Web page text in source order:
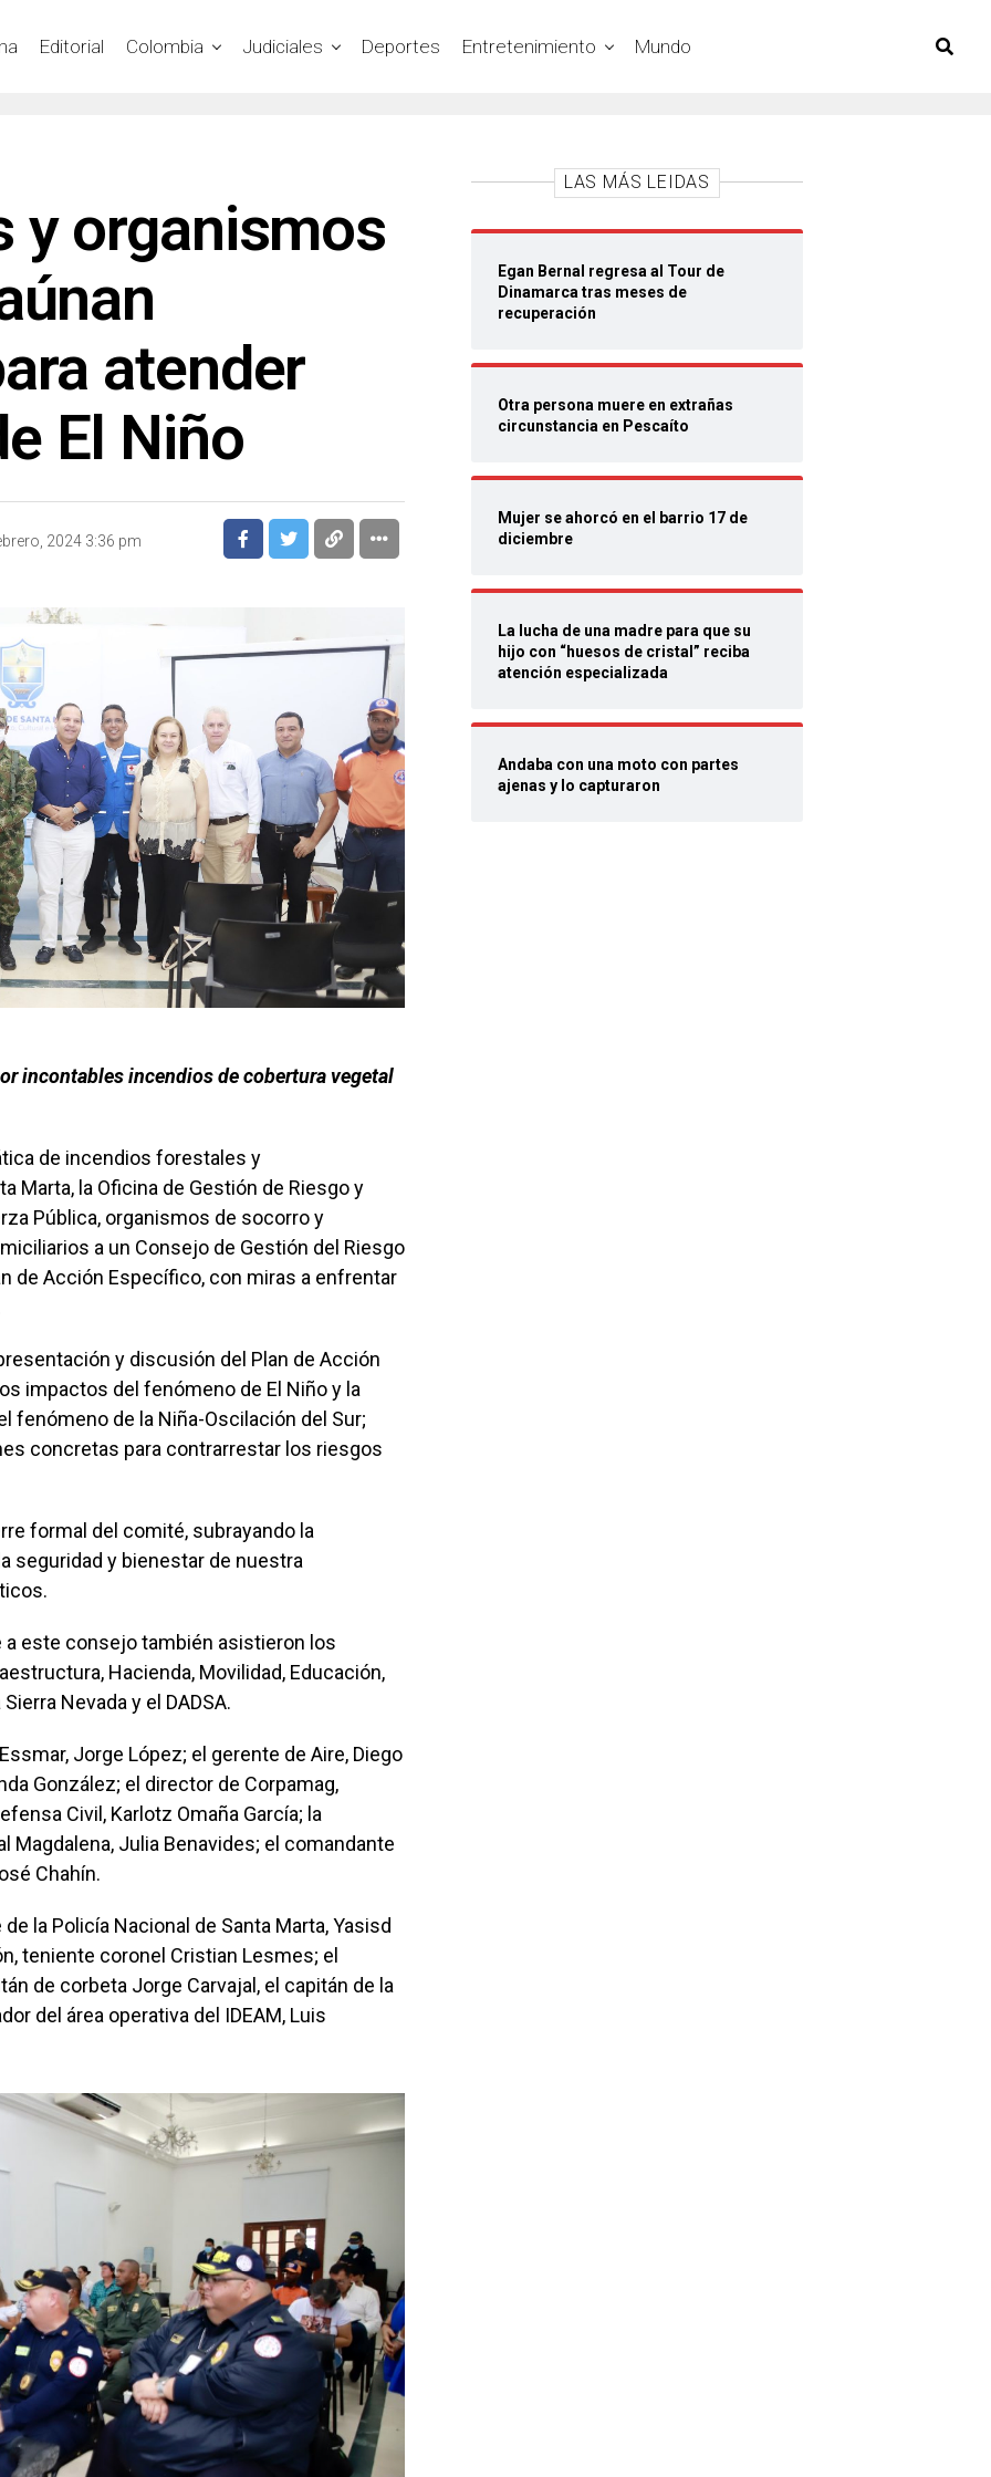
Editorial Colombia Judiciales Deportes Entretenimiento Mundo
y organismos
atender
El Niño
2024 3:36 pm
incontables incendios de cobertura vegetal
de incendios forestales y
Marta, la Oficina de Gestión de Riesgo y
Pública, organismos de socorro y
a un Consejo de Gestión del Riesgo
de Acción Específico, con miras a enfrentar
y discusión del Plan de Acción
impactos del fenómeno de El Niño y la
fenómeno de la Niña-Oscilación del Sur;
concretas para contrarrestar los riesgos
formal del comité, subrayando la
seguridad y bienestar de nuestra
a este consejo también asistieron los
Hacienda, Movilidad, Educación,
Nevada y el DADSA.
Jorge López; el gerente de Aire, Diego
González; el director de Corpamag,
Civil, Karlotz Omaña García; la
Magdalena, Julia Benavides; el comandante
Chahín.
la Policía Nacional de Santa Marta, Yasisd
teniente coronel Cristian Lesmes; el
de corbeta Jorge Carvajal, el capitán de la
del área operativa del IDEAM, Luis
LAS MÁS LEIDAS
Egan Bernal regresa al Tour de
Dinamarca tras meses de
recuperación
Otra persona muere en extrañas
circunstancia en Pescaíto
Mujer se ahorcó en el barrio 17 de
diciembre
La lucha de una madre para que su
hijo con “huesos de cristal” reciba
atención especializada
Andaba con una moto con partes
ajenas y lo capturaron